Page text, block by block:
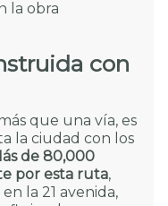
la obra
con
que una vía, es
la ciudad con los
de 80,000
por esta ruta,
la 21 avenida,